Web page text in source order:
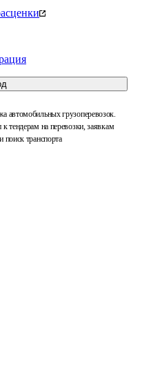
грузоперевозок.
к тендерам на перевозки, заявкам
поиск транспорта